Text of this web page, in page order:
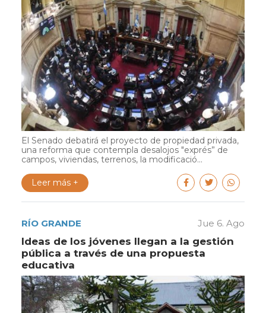
El Senado debatirá el proyecto de propiedad privada,
una reforma que contempla desalojos "exprés” de
campos, viviendas, terrenos, la modificació...
Leer más +
RÍO GRANDE Jue 6. Ago
Ideas de los jóvenes llegan a la gestión
pública a través de una propuesta
educativa